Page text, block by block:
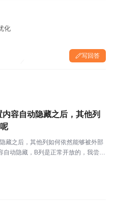
化
写回答
容自动隐藏之后，其他列
藏之后，其他列如何依然能够被外部
动隐藏，B列是正常开放的，我尝试